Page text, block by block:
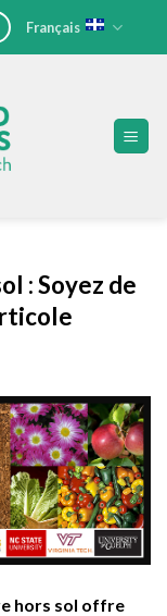
Français
: Soyez de
hors sol offre